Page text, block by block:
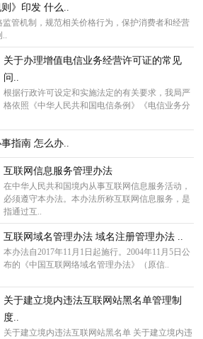
》印发 什么..
管机制，规范相关价格行为，保护消费者和经营
关于办理增值电信业务经营许可证的常见
问..
根据行政许可设定和实施法定的有关要求，我局严
格依照《中华人民共和国电信条例》《电信业务分
指南 怎么办..
互联网信息服务管理办法
在中华人民共和国境内从事互联网信息服务活动，
必须遵守本办法。本办法所称互联网信息服务，是
指通过互..
互联网域名管理办法 域名注册管理办法 ..
本办法自2017年11月1日起施行。2004年11月5日公
布的《中国互联网络域名管理办法》（原信..
关于建立境内违法互联网站黑名单管理制
度..
关于建立境内违法互联网站黑名单 关于建立境内违